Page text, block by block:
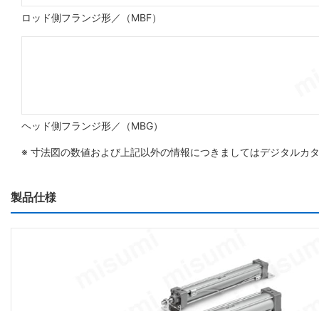
ロッド側フランジ形／（MBF）
ヘッド側フランジ形／（MBG）
※ 寸法図の数値および上記以外の情報につきましてはデジタルカ
製品仕様